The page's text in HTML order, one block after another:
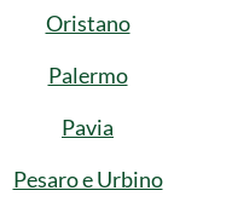
Oristano
Palermo
Pavia
Pesaro e Urbino